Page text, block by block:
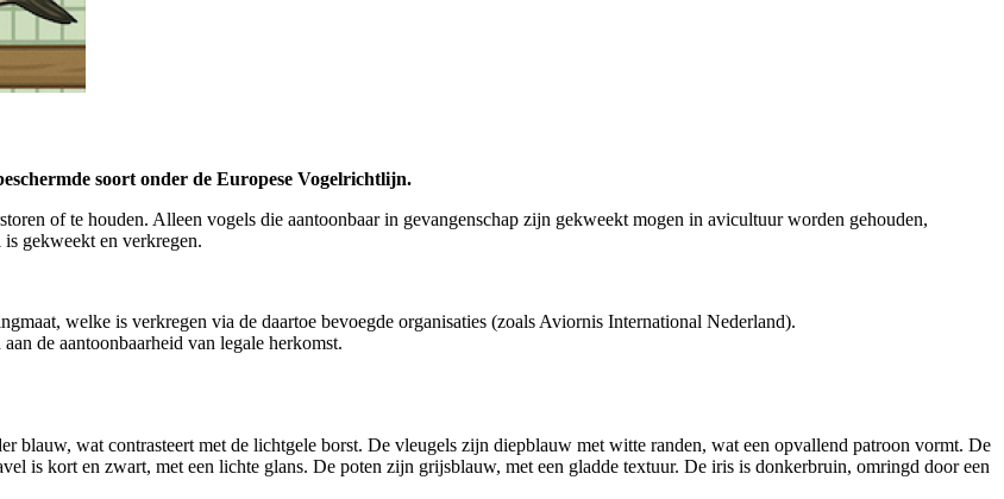
soort onder de Europese Vogelrichtlijn.
of te houden. Alleen vogels die aantoonbaar in gevangenschap zijn gekweekt mogen in avicultuur worden gehouden,
gekweekt en verkregen.
welke is verkregen via de daartoe bevoegde organisaties (zoals Aviornis International Nederland).
de aantoonbaarheid van legale herkomst.
blauw, wat contrasteert met de lichtgele borst. De vleugels zijn diepblauw met witte randen, wat een opvallend patroon vormt. De
is kort en zwart, met een lichte glans. De poten zijn grijsblauw, met een gladde textuur. De iris is donkerbruin, omringd door een